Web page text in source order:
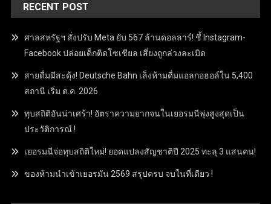
RECENT POST
ศาลสหรัฐฯ สั่งปรับ Meta ยับ 567 ล้านดอลลาร์! ชี้ Instagram-
Facebook ปล่อยเด็กติดโซเชียล เสี่ยงถูกล่วงละเมิด
สายดื่มมีสะดุ้ง! Deutsche Bahn เล็งห้ามดื่มแอลกอฮอล์ใน 5,400
สถานี เริ่ม ต.ค. 2026
ทุบสถิติอันน่าเศร้า! อัตราความยากจนในเยอรมนีพุ่งสูงสุดเป็น
ประวัติการณ์ !
เยอรมนีจ่อทุบสถิติใหม่! ยอดแปลงสัญชาติปี 2025 ทะลุ 3 แสนคน!
ของห้ามนำเข้าเยอรมัน 2569 สรุปครบ จบในที่เดียว !